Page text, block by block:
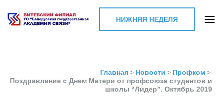
Витебский филиал УО
государственная
академия связи"
НИЖНЯЯ НЕДЕЛЯ
Главная> Новости > Профком>
Поздравление с Днем Матери от профсоюза студентов и
школы “Лидер”. Октябрь 2019